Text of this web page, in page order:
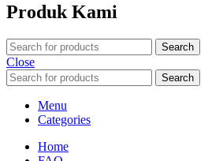
Produk Kami
Search
Close
Search
Menu
Categories
Home